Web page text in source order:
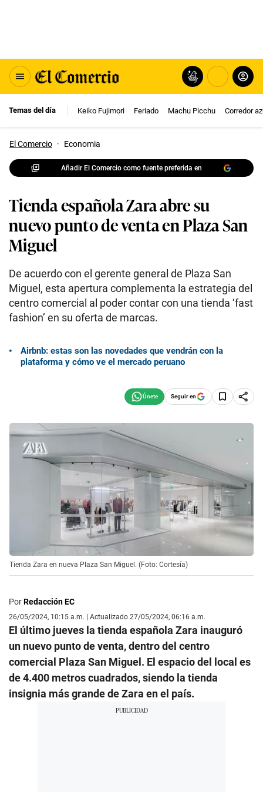
Temas del día Keiko Fujimori Feriado Machu Picchu Corredor
El Comercio · Economia
Añadir El Comercio como fuente preferida en
Tienda española Zara abre su
nuevo punto de venta en Plaza San
Miguel
De acuerdo con el gerente general de Plaza San
Miguel, esta apertura complementa la estrategia del
centro comercial al poder contar con una tienda ‘fast
fashion’ en su oferta de marcas.
Airbnb: estas son las novedades que vendrán con la
plataforma y cómo ve el mercado peruano
Seguir en
Tienda Zara en nueva Plaza San Miguel. (Foto: Cortesía)
PorRedacción EC
26/05/2024, 10:15 a.m. | Actualizado 27/05/2024, 06:16 a.m.
El último jueves la tienda española Zara inauguró
un nuevo punto de venta, dentro del centro
comercial Plaza San Miguel. El espacio del local es
de 4.400 metros cuadrados, siendo la tienda
insignia más grande de Zara en el país.